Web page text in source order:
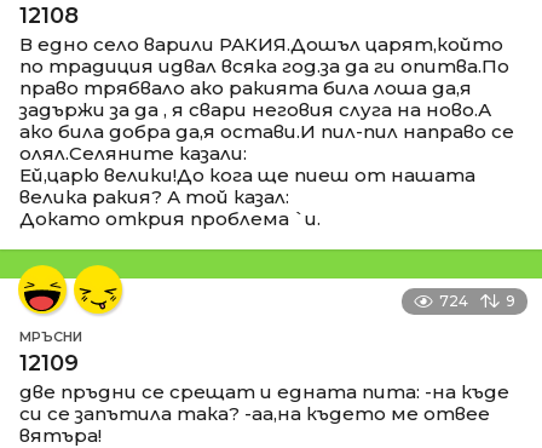
12108
В едно село варили РАКИЯ.Дошъл царят,който
по традиция идвал всяка год.за да ги опитва.По
право трябвало ако ракията била лоша да,я
задържи за да , я свари неговия слуга на ново.А
ако била добра да,я остави.И пил-пил направо се
олял.Селяните казали:
Ей,царю велики!До кога ще пиеш от нашата
велика ракия? А той казал:
Докато открия проблема `и.
724 9
МРЪСНИ
12109
две пръдни се срещат и едната пита: -на къде
си се запътила така? -аа,на където ме отвее
вятъра!